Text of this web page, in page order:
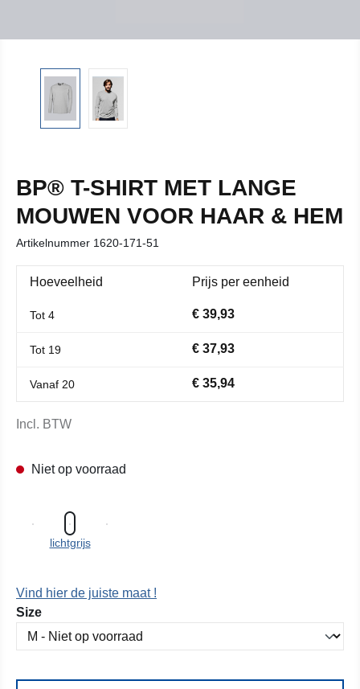
BP® T-SHIRT MET LANGE
MOUWEN VOOR HAAR & HEM
Artikelnummer 1620-171-51
Hoeveelheid Prijs per eenheid
Tot 4 € 39,93
Tot 19 € 37,93
Vanaf 20 € 35,94
Incl. BTW
Niet op voorraad
lichtgrijs
Vind hier de juiste maat !
Selecteer
Size